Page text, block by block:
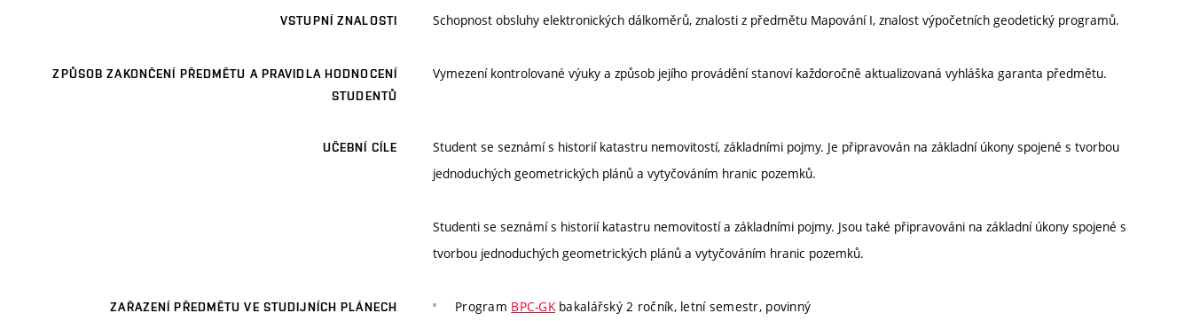
VSTUPNÍ ZNALOSTI Schopnost obsluhy elektronických dálkoměrů, znalosti z předmětu Mapování I, znalost výpočetních geodetický programů.
ZPŮSOB ZAKONČENÍ PŘEDMĚTU A PRAVIDLA HODNOCENÍ
STUDENTŮ
Vymezení kontrolované výuky a způsob jejího provádění stanoví každoročně aktualizovaná vyhláška garanta předmětu.
UČEBNÍ CÍLE
Student se seznámí s historií katastru nemovitostí, základními pojmy. Je připravován na základní úkony spojené s tvorbou
jednoduchých geometrických plánů a vytyčováním hranic pozemků.
Studenti se seznámí s historií katastru nemovitostí a základními pojmy. Jsou také připravováni na základní úkony spojené s
tvorbou jednoduchých geometrických plánů a vytyčováním hranic pozemků.
ZAŘAZENÍ PŘEDMĚTU VE STUDIJNÍCH PLÁNECH Program BPC-GKbakalářský 2 ročník, letní semestr, povinný